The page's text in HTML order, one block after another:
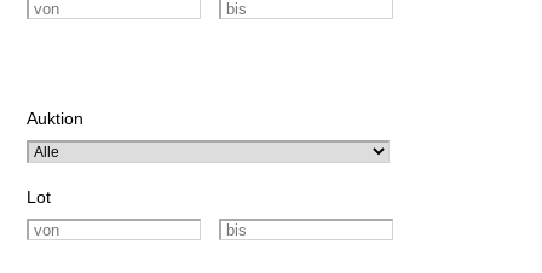
Auktion
Lot